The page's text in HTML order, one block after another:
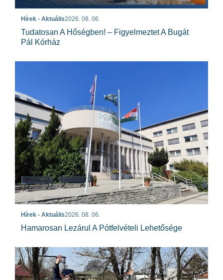
Hírek - Aktuális2026. 08. 06.
Tudatosan A Hőségben! – Figyelmeztet A Bugát
Pál Kórház
Hírek - Aktuális2026. 08. 06.
Hamarosan Lezárul A Pótfelvételi Lehetősége